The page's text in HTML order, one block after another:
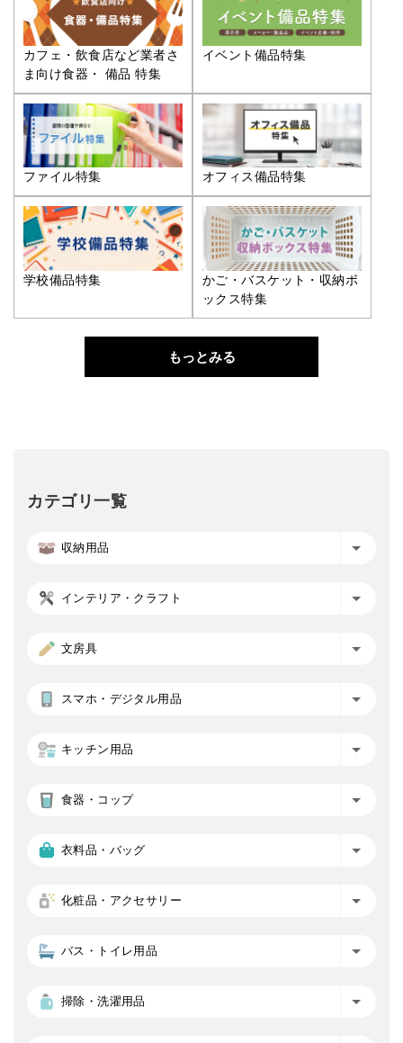
カフェ・飲食店など業者さ
ま向け食器・ 備品 特集
イベント備品特集
ファイル特集 オフィス備品特集
学校備品特集
かご・バスケット・収納ボ
ックス特集
もっとみる
カテゴリ一覧
収納用品
インテリア・クラフト
文房具
スマホ・デジタル用品
キッチン用品
食器・コップ
衣料品・バッグ
化粧品・アクセサリー
バス・トイレ用品
掃除・洗濯用品